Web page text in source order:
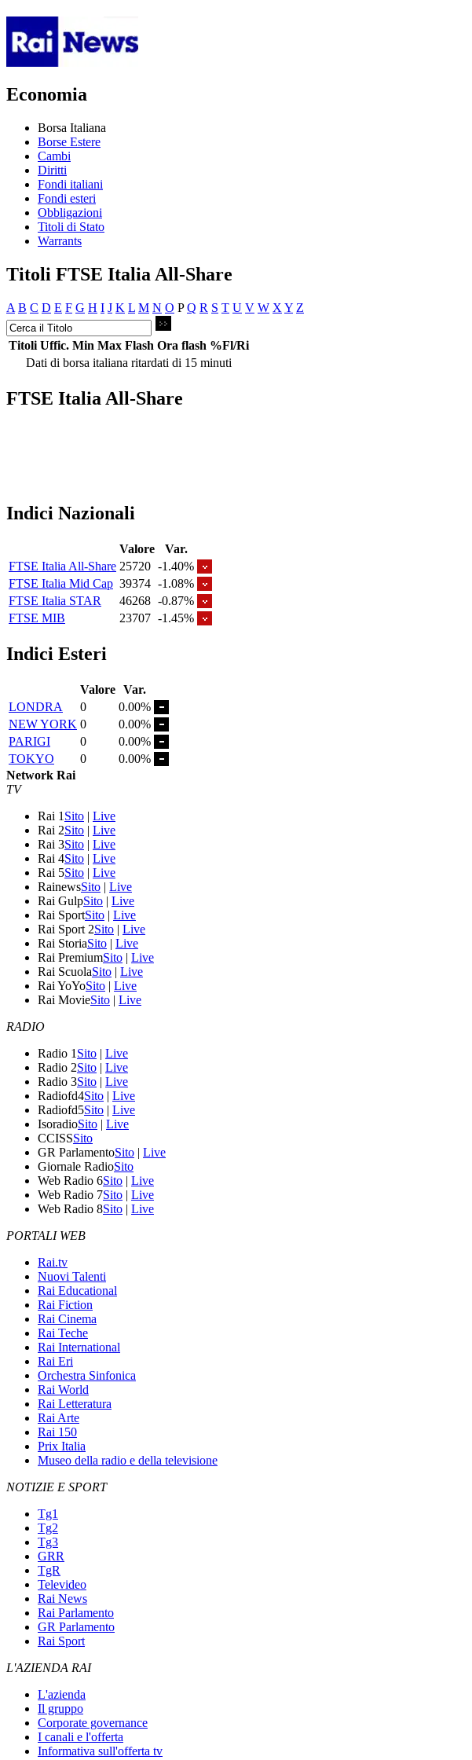
Economia
Borsa Italiana
Borse Estere
Cambi
Diritti
Fondi italiani
Fondi esteri
Obbligazioni
Titoli di Stato
Warrants
Titoli FTSE Italia All-Share
A B C D E F G H I J K L M N O PQ R S T U V W X Y Z
Titoli Uffic. Min Max Flash Ora flash %Fl/Ri
Dati di borsa italiana ritardati di 15 minuti
FTSE Italia All-Share
Indici Nazionali
Valore
Var.
FTSE Italia All-Share 25720 -1.40%
FTSE Italia Mid Cap 39374 -1.08%
FTSE Italia STAR
46268 -0.87%
FTSE MIB
23707 -1.45%
Indici Esteri
Valore Var.
LONDRA
0
0.00%
NEW YORK 0
0.00%
PARIGI
0
0.00%
TOKYO
0
0.00%
Network Rai
TV
Rai 1 Sito | Live
Rai 2Sito | Live
Rai 3Sito | Live
Rai 4Sito | Live
Rai 5Sito | Live
RainewsSito | Live
Rai GulpSito | Live
Rai SportSito | Live
Rai Sport 2Sito | Live
Rai StoriaSito | Live
Rai PremiumSito | Live
Rai ScuolaSito | Live
Rai YoYoSito | Live
Rai MovieSito | Live
RADIO
Radio 1 Sito | Live
Radio 2Sito | Live
Radio 3Sito | Live
Radiofd4Sito | Live
Radiofd5Sito | Live
IsoradioSito | Live
CCISSSito
GR ParlamentoSito | Live
Giornale RadioSito
Web Radio 6Sito | Live
Web Radio 7Sito | Live
Web Radio 8Sito | Live
PORTALI WEB
Rai.tv
Nuovi Talenti
Rai Educational
Rai Fiction
Rai Cinema
Rai Teche
Rai International
Rai Eri
Orchestra Sinfonica
Rai World
Rai Letteratura
Rai Arte
Rai 150
Prix Italia
Museo della radio e della televisione
NOTIZIE E SPORT
Tg1
Tg2
Tg3
GRR
TgR
Televideo
Rai News
Rai Parlamento
GR Parlamento
Rai Sport
L'AZIENDA RAI
L'azienda
Il gruppo
Corporate governance
I canali e l'offerta
Informativa sull'offerta tv